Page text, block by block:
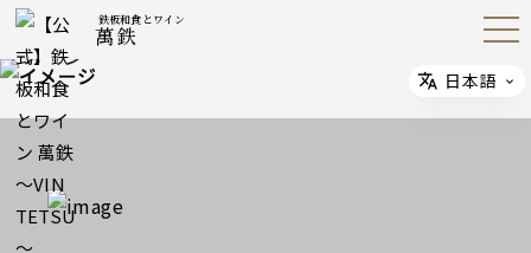
鉄板和食とワイン
萬鉄 Open
Navig
Select
日本語